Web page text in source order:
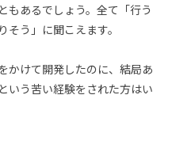
もあるでしょう。全て「行う
そう」に聞こえます。
かけて開発したのに、結局あ
いう苦い経験をされた方はい